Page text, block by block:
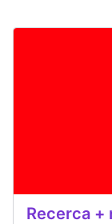
Recerca +